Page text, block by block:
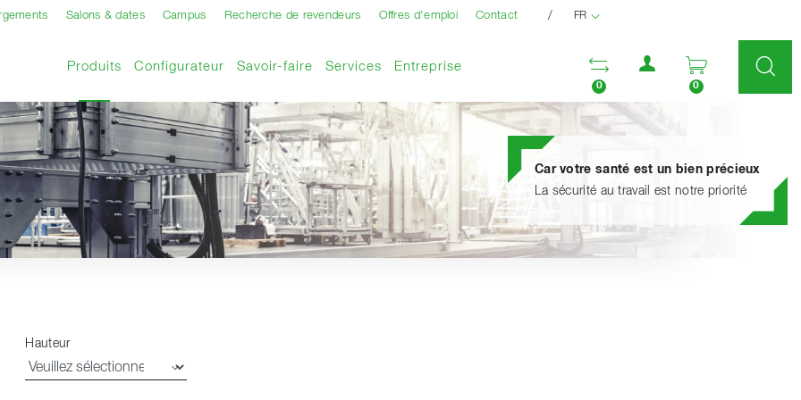
Salons & dates Campus Recherche de revendeurs Offres d'emploi Contact / FR
ProduitsPage actuelle
Configurateur Savoir-faire Services Entreprise Ouvrir la liste
0
Menu utilisateur
Ouvrir le
0
Car votre santé est un bien précieux
La sécurité au travail est notre priorité
Hauteur